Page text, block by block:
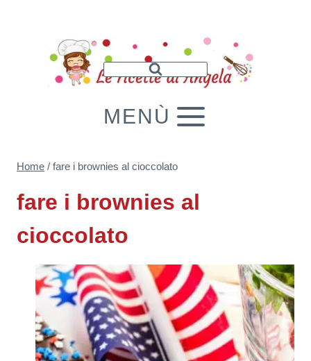
MENÙ
Home / fare i brownies al cioccolato
fare i brownies al
cioccolato